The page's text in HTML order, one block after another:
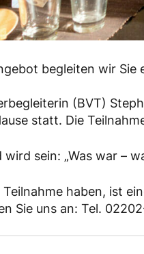
begleiten wir
(BVT)
statt. Die
sein: „Was war –
haben, ist
Sie uns an: Tel.